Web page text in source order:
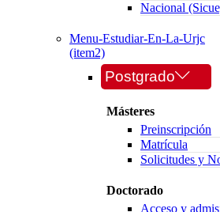
Nacional
Menu-Estudiar-En-La-Urjc
(item2)
Postgrado
Másteres
Preinscripción
Matrícula
Solicitudes y
Doctorado
Acceso y